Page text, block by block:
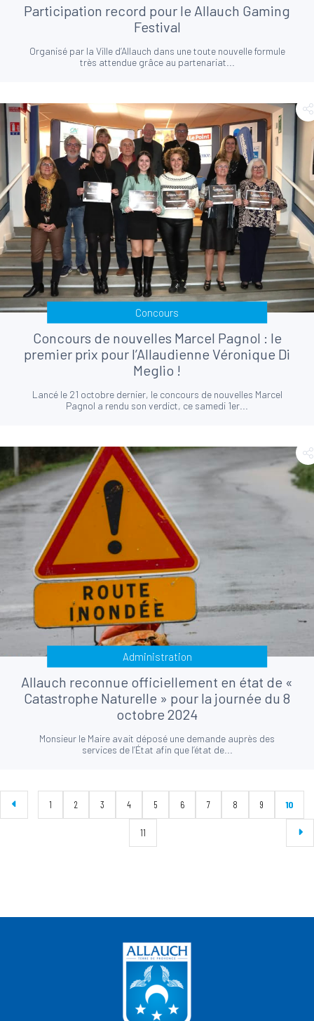
Participation record pour le Allauch Gaming
Festival
Organisé par la Ville d’Allauch dans une toute nouvelle formule
très attendue grâce au partenariat...
Concours
Concours de nouvelles Marcel Pagnol : le
premier prix pour l’Allaudienne Véronique Di
Meglio !
Lancé le 21 octobre dernier, le concours de nouvelles Marcel
Pagnol a rendu son verdict, ce samedi 1er...
Administration
Allauch reconnue officiellement en état de «
Catastrophe Naturelle » pour la journée du 8
octobre 2024
Monsieur le Maire avait déposé une demande auprès des
services de l’État afin que l’état de...
1 2 3 4 5 6 7 8 9 10
11